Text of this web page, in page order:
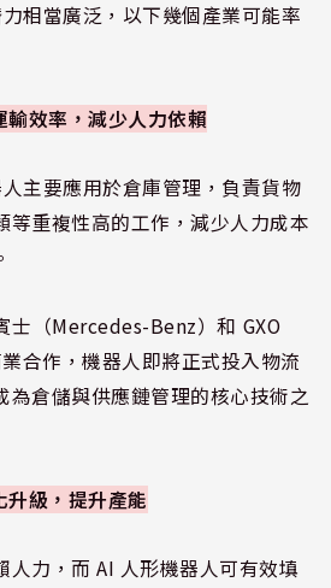
相當廣泛，以下幾個產業可能率
效率，減少人力依賴
主要應用於倉庫管理，負責貨物
等重複性高的工作，減少人力成本
（Mercedes-Benz）和 GXO
合作，機器人即將正式投入物流
為倉儲與供應鏈管理的核心技術之
級，提升產能
人力，而 AI 人形機器人可有效填